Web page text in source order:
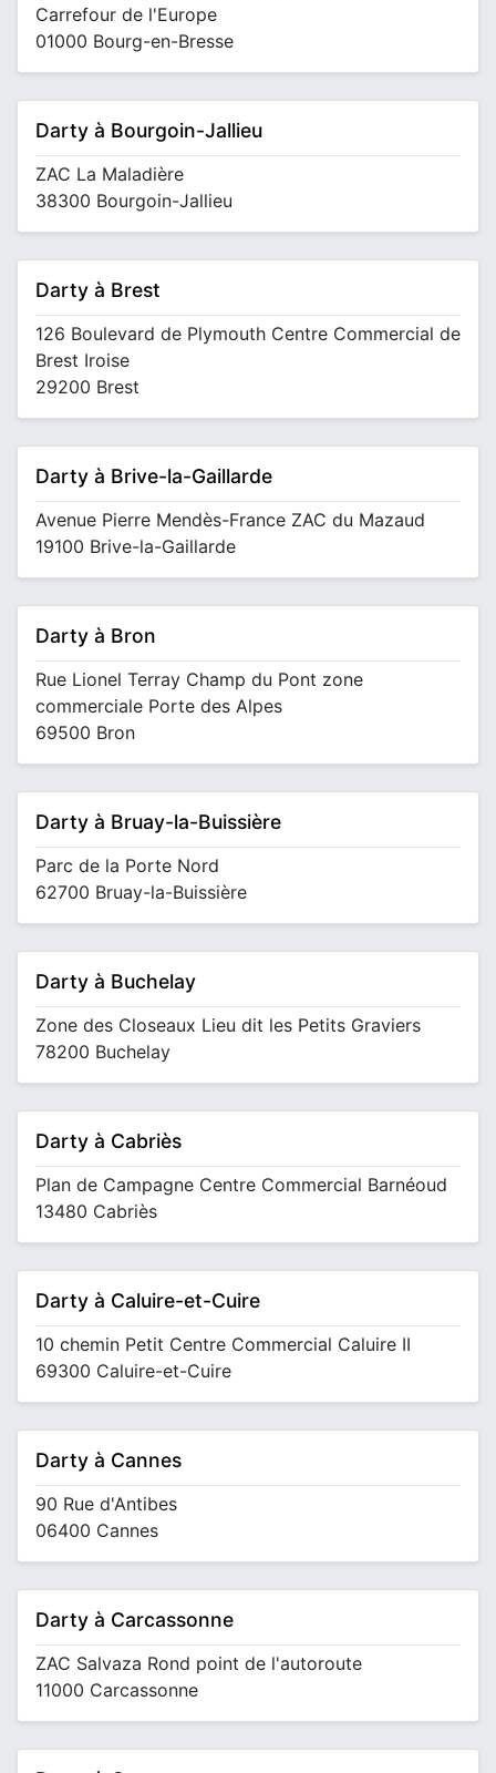
Carrefour de l'Europe
01000 Bourg-en-Bresse
Darty à Bourgoin-Jallieu
ZAC La Maladière
38300 Bourgoin-Jallieu
Darty à Brest
126 Boulevard de Plymouth Centre Commercial de
Brest Iroise
29200 Brest
Darty à Brive-la-Gaillarde
Avenue Pierre Mendès-France ZAC du Mazaud
19100 Brive-la-Gaillarde
Darty à Bron
Rue Lionel Terray Champ du Pont zone
commerciale Porte des Alpes
69500 Bron
Darty à Bruay-la-Buissière
Parc de la Porte Nord
62700 Bruay-la-Buissière
Darty à Buchelay
Zone des Closeaux Lieu dit les Petits Graviers
78200 Buchelay
Darty à Cabriès
Plan de Campagne Centre Commercial Barnéoud
13480 Cabriès
Darty à Caluire-et-Cuire
10 chemin Petit Centre Commercial Caluire II
69300 Caluire-et-Cuire
Darty à Cannes
90 Rue d'Antibes
06400 Cannes
Darty à Carcassonne
ZAC Salvaza Rond point de l'autoroute
11000 Carcassonne